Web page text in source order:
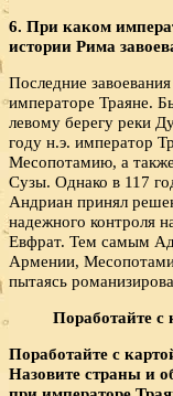
6. При каком
истории Рима
Последние
императоре Траяне.
левому берегу реки
году н.э. император
Месопотамию, а
Сузы. Однако в 117
Андриан принял
надежного контроля
Евфрат. Тем самым
Армении,
пытаясь
Поработайте с
Поработайте с
Назови­те страны и